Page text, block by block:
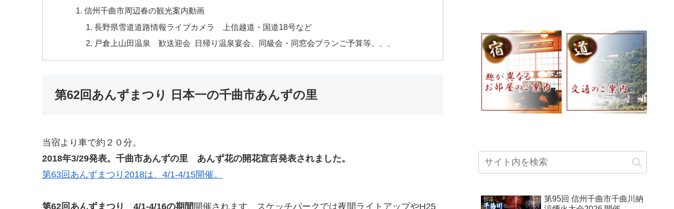
信州千曲市周辺春の観光案内動画
長野県雪道道路情報ライブカメラ 上信越道・国道18号など
戸倉上山田温泉 歓送迎会 日帰り温泉宴会、同級会・同窓会プランご予算等、、、
第62回あんずまつり 日本一の千曲市あんずの里
当宿より車で約２０分。
2018年3/29発表。千曲市あんずの里 あんず花の開花宣言発表されました。
第63回あんずまつり2018は、4/1-4/15開催。
第62回あんずまつり 4/1-4/16の期間 開催されます、スケッチパークでは夜間ライトアップやH25
第95回 信州千曲市千曲川納